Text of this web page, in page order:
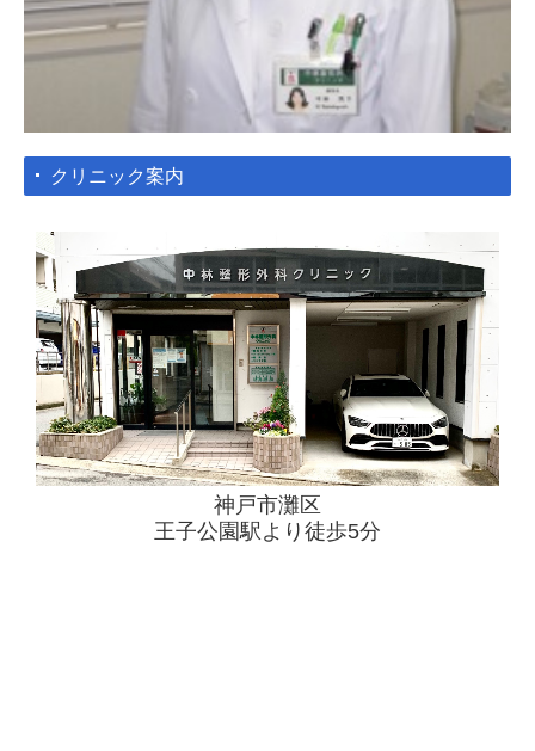
クリニック案内
神戸市灘区
王子公園駅より徒歩5分